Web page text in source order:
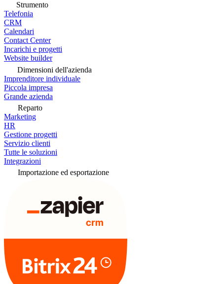
Strumento
Telefonia
CRM
Calendari
Contact Center
Incarichi e progetti
Website builder
Dimensioni dell'azienda
Imprenditore individuale
Piccola impresa
Grande azienda
Reparto
Marketing
HR
Gestione progetti
Servizio clienti
Tutte le soluzioni
Integrazioni
Importazione ed esportazione